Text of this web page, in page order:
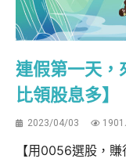
連假第一天，
比領股息多】
2023/04/03
【用0056選股，